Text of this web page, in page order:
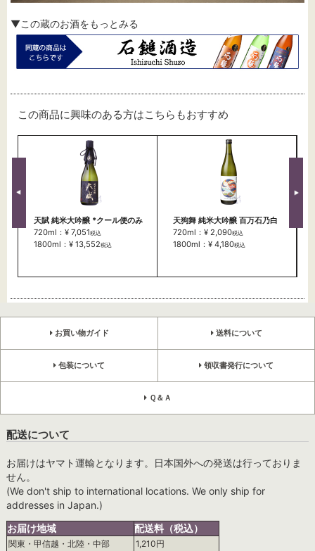
▼この蔵のお酒をもっとみる
この商品に興味のある方はこちらもおすすめ
天賦 純米大吟醸 *クール便のみ
720ml：¥ 7,051税込
1800ml：¥ 13,552税込
天狗舞 純米大吟醸 百万石乃白
720ml：¥ 2,090税込
1800ml：¥ 4,180税込
お買い物ガイド 送料について
包装について 領収書発行について
Ｑ＆Ａ
配送について
お届けはヤマト運輸となります。日本国外への発送は行っておりま
せん。
(We don't ship to international locations. We only ship for
addresses in Japan.)
お届け地域
配送料（税込）
関東・甲信越・北陸・中部
1,210円